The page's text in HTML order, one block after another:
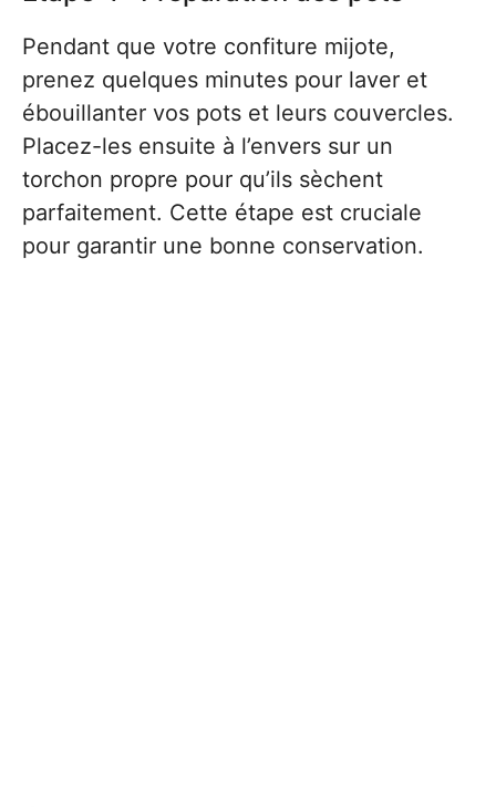
Pendant que votre confiture mijote,
prenez quelques minutes pour laver et
ébouillanter vos pots et leurs couvercles.
Placez-les ensuite à l’envers sur un
torchon propre pour qu’ils sèchent
parfaitement. Cette étape est cruciale
pour garantir une bonne conservation.